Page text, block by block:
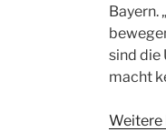
Bayern.
sind die
macht